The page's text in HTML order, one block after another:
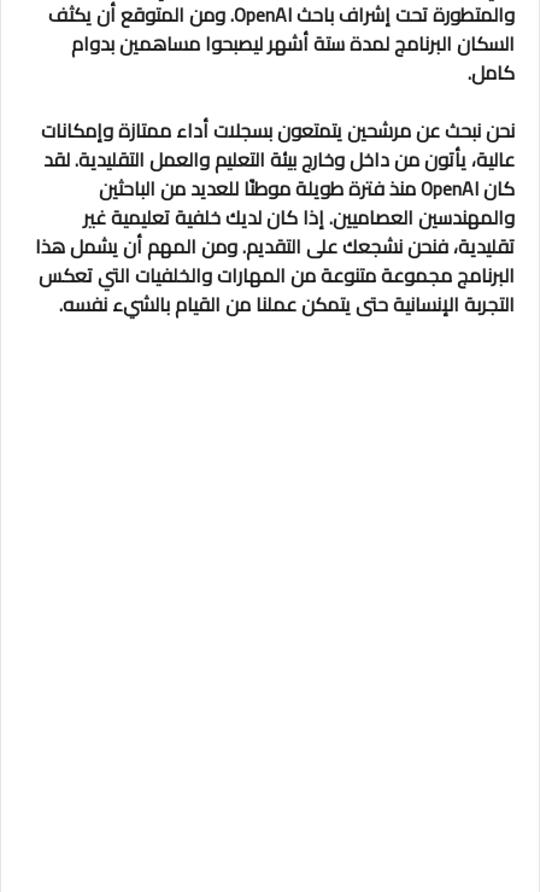
والمتطورة تحت إشراف باحث OpenAI. ومن المتوقع أن يكثف
السكان البرنامج لمدة ستة أشهر ليصبحوا مساهمين بدوام
كامل.
نحن نبحث عن مرشحين يتمتعون بسجلات أداء ممتازة وإمكانات
عالية، يأتون من داخل وخارج بيئة التعليم والعمل التقليدية. لقد
كان OpenAI منذ فترة طويلة موطنًا للعديد من الباحثين
والمهندسين العصاميين. إذا كان لديك خلفية تعليمية غير
تقليدية، فنحن نشجعك على التقديم. ومن المهم أن يشمل هذا
البرنامج مجموعة متنوعة من المهارات والخلفيات التي تعكس
التجربة الإنسانية حتى يتمكن عملنا من القيام بالشيء نفسه.